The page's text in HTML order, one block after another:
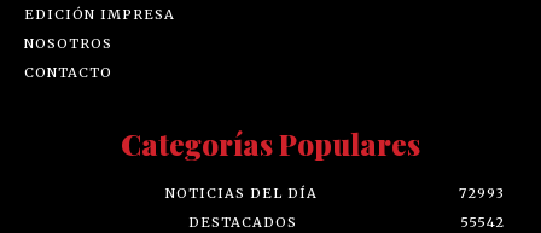
EDICIÓN IMPRESA
NOSOTROS
CONTACTO
Categorías Populares
NOTICIAS DEL DÍA
72993
DESTACADOS
55542